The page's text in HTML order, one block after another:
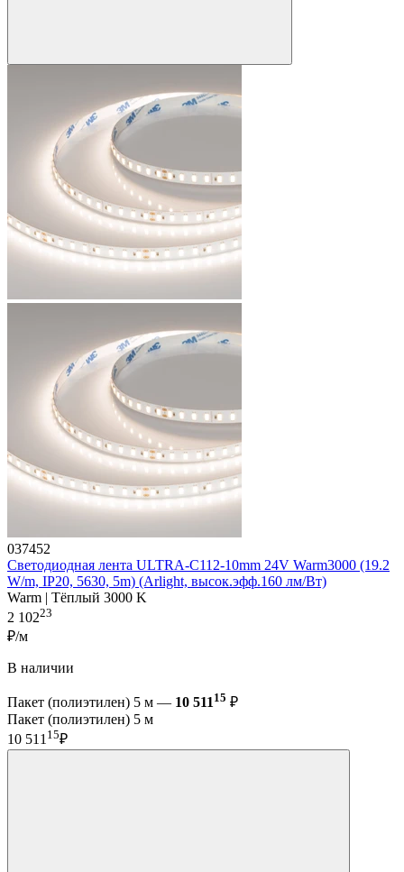
037452
Светодиодная лента ULTRA-C112-10mm 24V Warm3000 (19.2
W/m, IP20, 5630, 5m) (Arlight, высок.эфф.160 лм/Вт)
Warm | Тёплый 3000 K
2 10223
₽/м
В наличии
Пакет (полиэтилен) 5 м — 10 51115 ₽
Пакет (полиэтилен) 5 м
10 51115₽